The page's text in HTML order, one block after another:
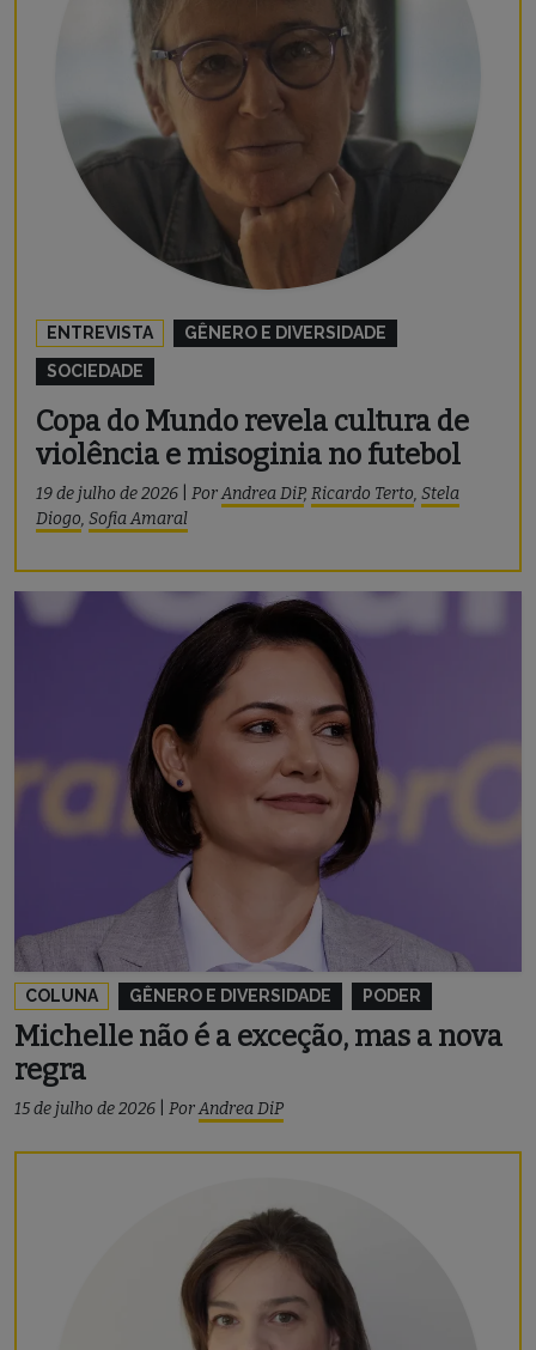
ENTREVISTA
GÊNERO E DIVERSIDADE
SOCIEDADE
Copa do Mundo revela cultura de
violência e misoginia no futebol
19 de julho de 2026 PorAndrea DiP, Ricardo Terto, Stela
Diogo, Sofia Amaral
COLUNA GÊNERO E DIVERSIDADE PODER
Michelle não é a exceção, mas a nova
regra
15 de julho de 2026 PorAndrea DiP